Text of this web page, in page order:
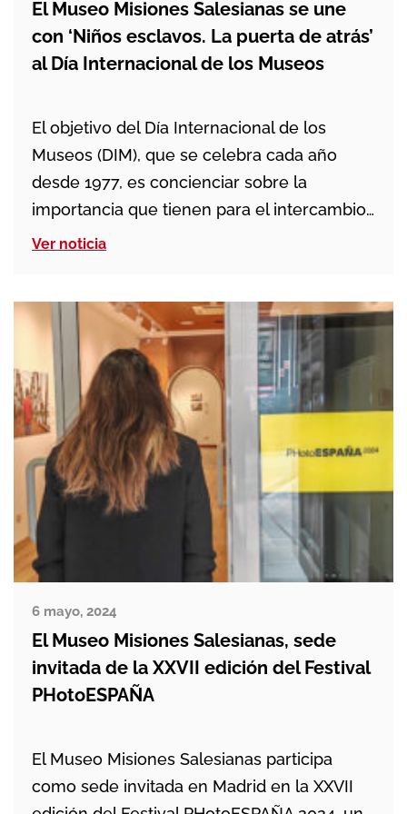
El Museo Misiones Salesianas se une
con ‘Niños esclavos. La puerta de atrás’
al Día Internacional de los Museos
El objetivo del Día Internacional de los
Museos (DIM), que se celebra cada año
desde 1977, es concienciar sobre la
importancia que tienen para el intercambio
cultural, el enriquecimiento de las culturas,
de la paz entre los pueblos. El lema de este
Ver noticia
6 mayo, 2024
El Museo Misiones Salesianas, sede
invitada de la XXVII edición del Festival
PHotoESPAÑA
El Museo Misiones Salesianas participa
como sede invitada en Madrid en la XXVII